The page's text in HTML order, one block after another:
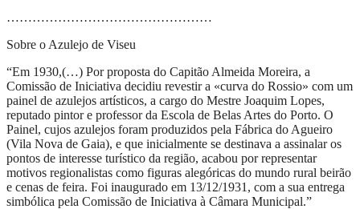
…………………………………………
Sobre o Azulejo de Viseu
“Em 1930,(…) Por proposta do Capitão Almeida Moreira, a
Comissão de Iniciativa decidiu revestir a «curva do Rossio» com um
painel de azulejos artísticos, a cargo do Mestre Joaquim Lopes,
reputado pintor e professor da Escola de Belas Artes do Porto. O
Painel, cujos azulejos foram produzidos pela Fábrica do Agueiro
(Vila Nova de Gaia), e que inicialmente se destinava a assinalar os
pontos de interesse turístico da região, acabou por representar
motivos regionalistas como figuras alegóricas do mundo rural beirão
e cenas de feira. Foi inaugurado em 13/12/1931, com a sua entrega
simbólica pela Comissão de Iniciativa à Câmara Municipal.”